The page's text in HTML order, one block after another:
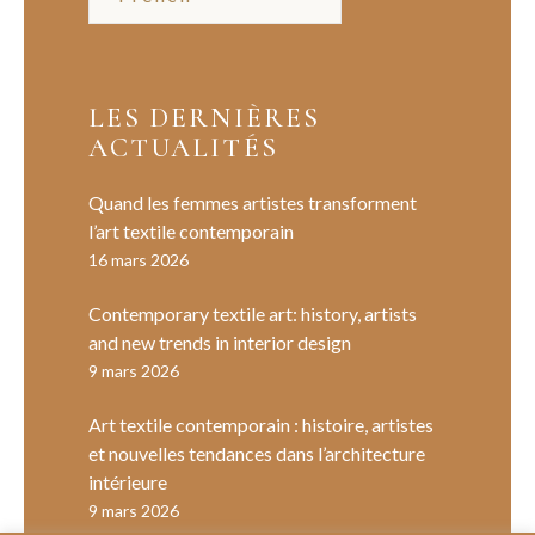
LES DERNIÈRES
ACTUALITÉS
Quand les femmes artistes transforment
l’art textile contemporain
16 mars 2026
Contemporary textile art: history, artists
and new trends in interior design
9 mars 2026
Art textile contemporain : histoire, artistes
et nouvelles tendances dans l’architecture
intérieure
9 mars 2026